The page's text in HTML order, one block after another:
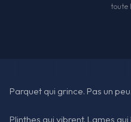
toute
Parquet qui grince. Pas un
Plinthes qui vibrent. Lames